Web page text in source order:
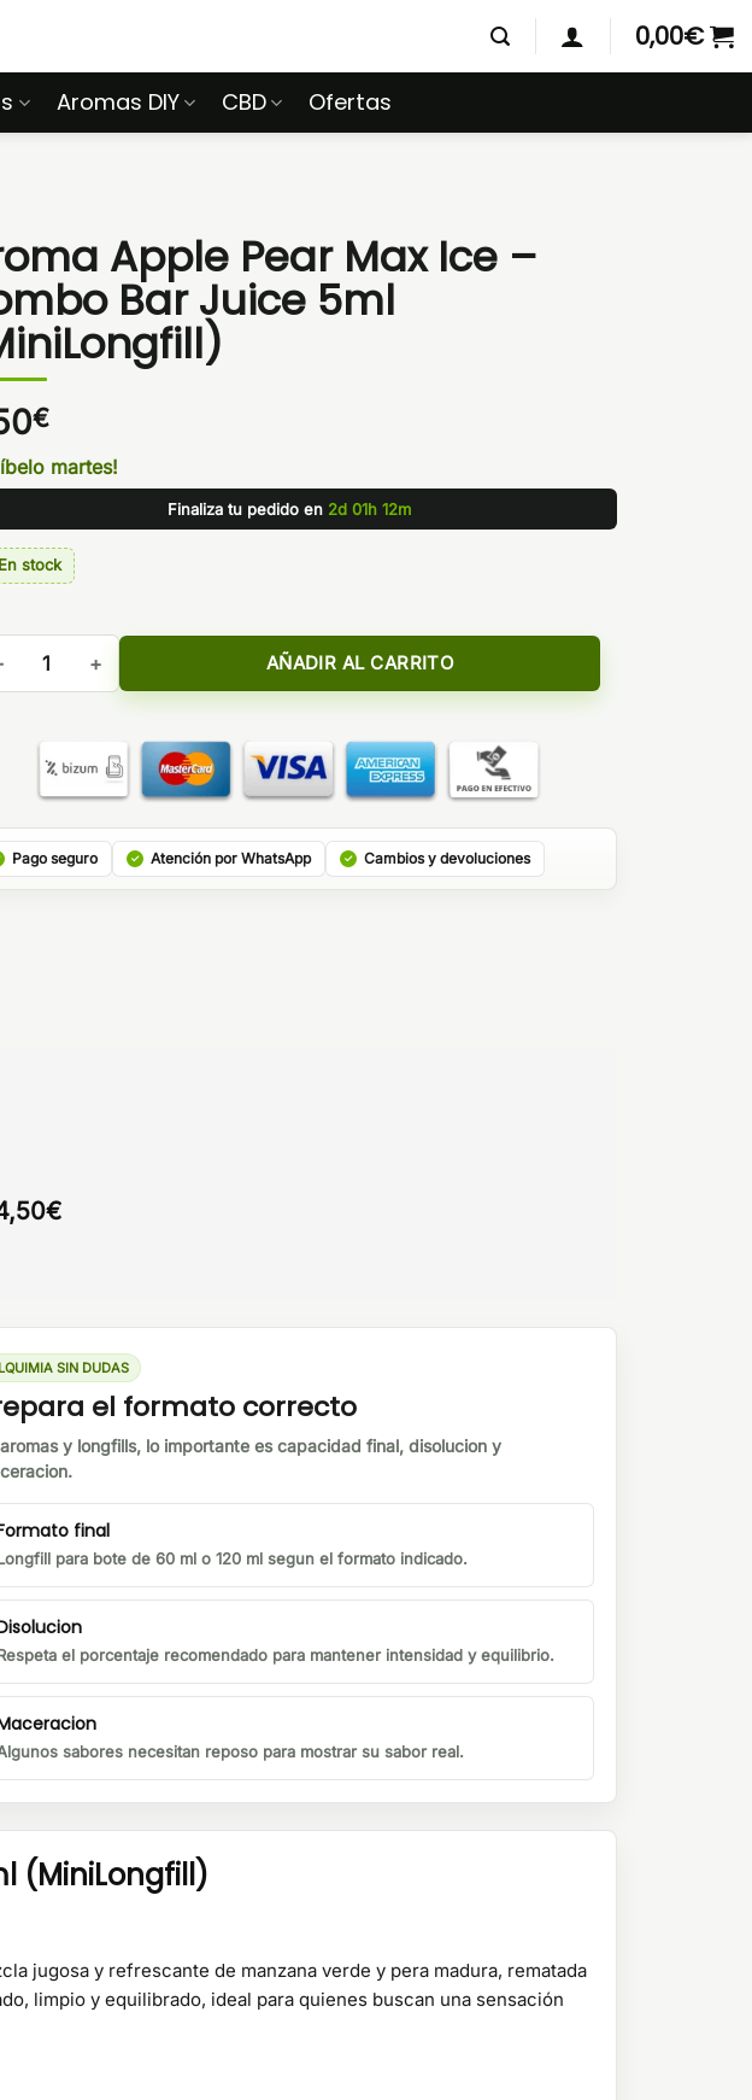
0,00€
Aromas DIY CBD Ofertas
Apple Pear Max Ice –
Bar Juice 5ml
€
martes!
Finaliza tu pedido en 2d 01h 12m
En stock
Apple Pear Max Ice - Bombo Bar Juice 5ml (MiniLongfill) cantidad
AÑADIR AL CARRITO
Pago seguro Atención por WhatsApp Cambios y devoluciones
€
SIN DUDAS
el formato correcto
aromas y longfills, lo importante es capacidad final, disolucion y
final
para bote de 60 ml o 120 ml segun el formato indicado.
el porcentaje recomendado para mantener intensidad y equilibrio.
sabores necesitan reposo para mostrar su sabor real.
(MiniLongfill)
jugosa y refrescante de manzana verde y pera madura, rematada
limpio y equilibrado, ideal para quienes buscan una sensación